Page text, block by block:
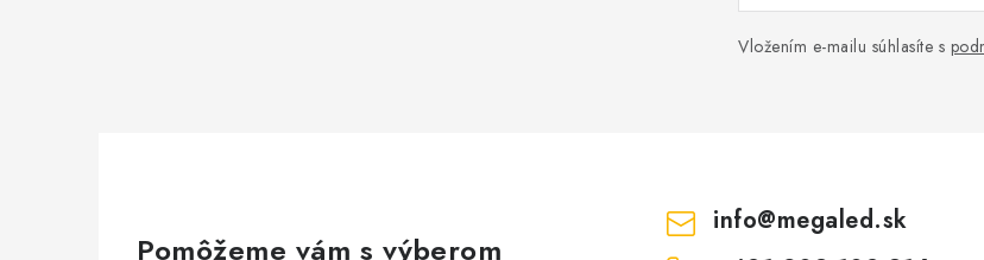
Vložením e-mailu súhlasíte s
Pomôžeme vám s výberom
info@megaled.sk